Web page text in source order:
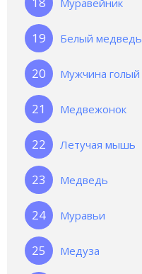
Белый медведь
Мужчина голый
Медвежонок
Летучая мышь
Медведь
Муравьи
Медуза